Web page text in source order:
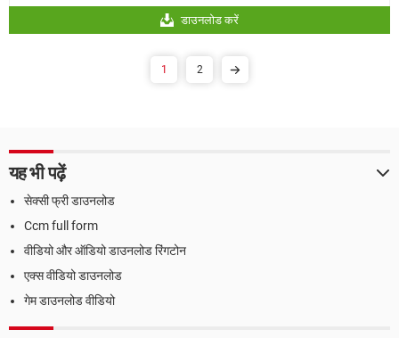
डाउनलोड करें
1 2
यह भी पढ़ें
सेक्सी फ्री डाउनलोड
Ccm full form
वीडियो और ऑडियो डाउनलोड रिंगटोन
एक्स वीडियो डाउनलोड
गेम डाउनलोड वीडियो